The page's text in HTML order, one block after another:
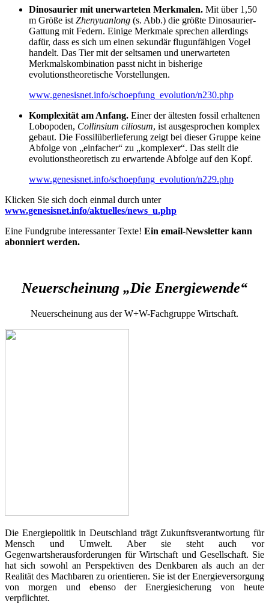
Dinosaurier mit unerwarteten Merkmalen. Mit über 1,50
m Größe ist Zhenyuanlong (s. Abb.) die größte Dinosaurier-
Gattung mit Federn. Einige Merkmale sprechen allerdings
dafür, dass es sich um einen sekundär flugunfähigen Vogel
handelt. Das Tier mit der seltsamen und unerwarteten
Merkmalskombination passt nicht in bisherige
evolutionstheoretische Vorstellungen.
www.genesisnet.info/schoepfung_evolution/n230.php
Komplexität am Anfang. Einer der ältesten fossil erhaltenen
Lobopoden, Collinsium ciliosum, ist ausgesprochen komplex
gebaut. Die Fossilüberlieferung zeigt bei dieser Gruppe keine
Abfolge von „einfacher“ zu „komplexer“. Das stellt die
evolutionstheoretisch zu erwartende Abfolge auf den Kopf.
www.genesisnet.info/schoepfung_evolution/n229.php
Klicken Sie sich doch einmal durch unter
www.genesisnet.info/aktuelles/news_u.php
Eine Fundgrube interessanter Texte! Ein email-Newsletter kann
abonniert werden.
Neuerscheinung „Die Energiewende“
Neuerscheinung aus der W+W-Fachgruppe Wirtschaft.
Die Energiepolitik in Deutschland trägt Zukunftsverantwortung für
Mensch und Umwelt. Aber sie steht auch vor
Gegenwartsherausforderungen für Wirtschaft und Gesellschaft. Sie
hat sich sowohl an Perspektiven des Denkbaren als auch an der
Realität des Machbaren zu orientieren. Sie ist der Energieversorgung
von morgen und ebenso der Energiesicherung von heute
verpflichtet.